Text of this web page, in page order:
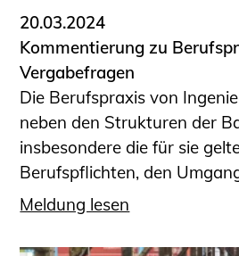
20.03.2024
Kommentierung zu
Vergabefragen
Die Berufspraxis von
neben den Strukturen der
insbesondere die für sie
Berufspflichten, den
Meldung lesen